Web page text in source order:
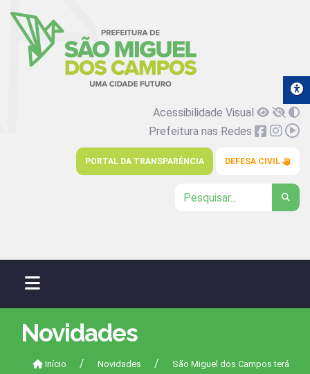
Acessibilidade Visual
Prefeitura nas Redes
PORTAL DA TRANSPARÊNCIA DEFESA CIVIL
Novidades
Início Novidades
São Miguel dos Campos terá